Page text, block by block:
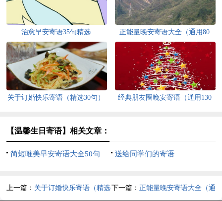
治愈早安寄语35句精选
正能量晚安寄语大全（通用80
句）
关于订婚快乐寄语（精选30句）
经典朋友圈晚安寄语（通用130
【温馨生日寄语】相关文章：
简短唯美早安寄语大全50句 送给同学们的寄语
上一篇： 关于订婚快乐寄语（精选下一篇： 正能量晚安寄语大全（通